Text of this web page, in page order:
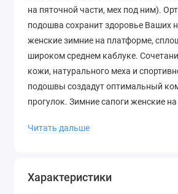
на пяточной части, мех под ним).
подошва сохранит здоровье Ваших
женские зимние на платформе,
широком среднем каблуке.
кожи, натурального меха и
подошвы создадут оптимальный
прогулок. Зимние сапоги женские
casual, в офис, на работу, на свадьбу,
Читать дальше
Характеристики